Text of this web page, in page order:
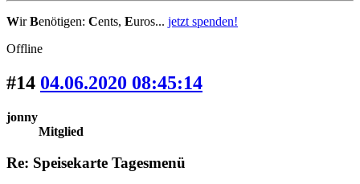
WirBenötigen: Cents, Euros... jetzt spenden!
Offline
#14 04.06.2020 08:45:14
jonny
Mitglied
Re: Speisekarte Tagesmenü